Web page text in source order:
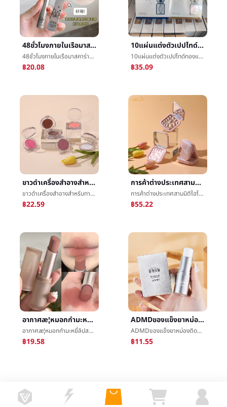
48ชั่วโมงภายในเรือมาสคาร่ากันน้ำการทำให้ยาวขึ้นปริมาณอลิซโดยธรรมชาติแบบแผนสู้ตื้นลึกหนาบางแปรงหัวไม่กำลังออกดอกหญิง
48ชั่วโมงภายในเรือมาสคาร่ากันน้ำการทำให้ยาวขึ้นปริมาณอลิซโดยธรรมชาติแบบแผนสู้ตื้นลึกหนาบางแปรงหัวไม่กำลังออกดอกหญิง
฿20.08
10แผ่นแต่งตัวเปปไทด์ทองแดงสีน้ำเงินผงไลโอฟิไลซ์หน้ากากการเสริมกำลังให้ความชุ่มชื้นแน่นก่อให้เกิดThiraการซ่อมแซมแปะมันเงาผลิตภัณฑ์ดูแลผิวขายส่ง
10แผ่นแต่งตัวเปปไทด์ทองแดงสีน้ำเงินผงไลโอฟิไลซ์หน้ากากการเสริมกำลังให้ความชุ่มชื้นแน่นก่อให้เกิดThiraการซ่อมแซมแปะมันเงาผลิตภัณฑ์ดูแลผิวขายส่ง
฿35.09
ขาวดำเครื่องสำอางสำหรับทาหนังตาเล็กน้ำแข็งขาวดำไฮไลท์กล่าวถึงสดใสไข่มุกดีแฟลชมินิเครื่องสำอางสำหรับทาหนังตาแผ่นมีหลายสีหน้าแดงความสามารถในการซ่อม
ขาวดำเครื่องสำอางสำหรับทาหนังตาเล็กน้ำแข็งขาวดำไฮไลท์กล่าวถึงสดใสไข่มุกดีแฟลชมินิเครื่องสำอางสำหรับทาหนังตาแผ่นมีหลายสีหน้าแดงความสามารถในการซ่อม
฿22.59
การค้าต่างประเทศสามมิติไฮไลท์ผงความสามารถในการซ่อมแผ่นสุทธิสีแดงสหรัฐอเมริกาแต่งหน้าใบหน้ากล่าวถึงสดใสเงาจมูกเงาความสามารถในการซ่อมผงไม่logo
การค้าต่างประเทศสามมิติไฮไลท์ผงความสามารถในการซ่อมแผ่นสุทธิสีแดงสหรัฐอเมริกาแต่งหน้าใบหน้ากล่าวถึงสดใสเงาจมูกเงาความสามารถในการซ่อมผงไม่logo
฿55.22
อากาศæ¦หมอกกำมะหยี่ลิปสติกเปลือยสีอบเชยสีฝีปากโคลนฝีปากเคลือบเงาหมอกพื้นผิวมังสวิรัติสีแสดงขาวไม่เจมส์ถ้วยง่ายในสี
อากาศæ¦หมอกกำมะหยี่ลิปสติกเปลือยสีอบเชยสีฝีปากโคลนฝีปากเคลือบเงาหมอกพื้นผิวมังสวิรัติสีแสดงขาวไม่เจมส์ถ้วยง่ายในสี
฿19.58
ADMDของแข็งยาหม่องติดธูปร่างกายครีมพกพาแบบพกพาชายนางสาวทนพักธูปแสงธูปสถานะของแข็งธูปæ°´ขายส่ง
ADMDของแข็งยาหม่องติดธูปร่างกายครีมพกพาแบบพกพาชายนางสาวทนพักธูปแสงธูปสถานะของแข็งธูปæ°´ขายส่ง
฿11.55